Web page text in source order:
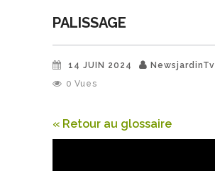
PALISSAGE
14 JUIN 2024 NewsjardinTv
0 Vues
« Retour au glossaire